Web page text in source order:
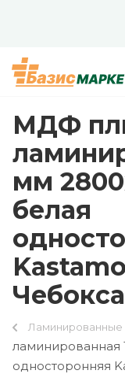
МДФ
мм
белая
ламинированная
односторонняя